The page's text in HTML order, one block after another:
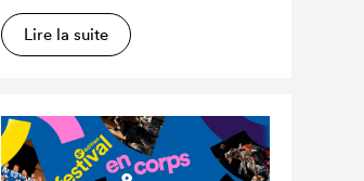
Lire la suite